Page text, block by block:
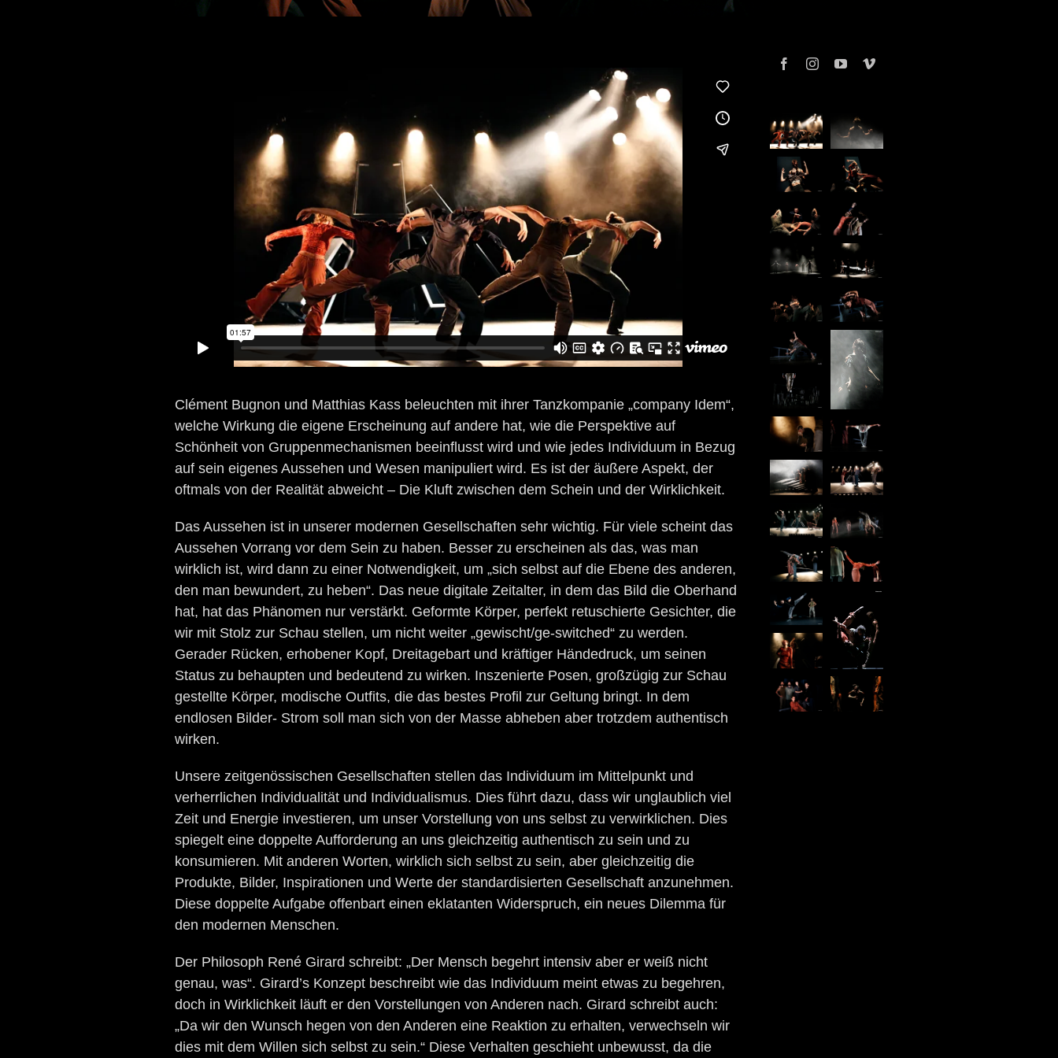
Clément Bugnon und Matthias Kass beleuchten mit ihrer Tanzkompanie „company Idem“,
welche Wirkung die eigene Erscheinung auf andere hat, wie die Perspektive auf
Schönheit von Gruppenmechanismen beeinflusst wird und wie jedes Individuum in Bezug
auf sein eigenes Aussehen und Wesen manipuliert wird. Es ist der äußere Aspekt, der
oftmals von der Realität abweicht – Die Kluft zwischen dem Schein und der Wirklichkeit.
Das Aussehen ist in unserer modernen Gesellschaften sehr wichtig. Für viele scheint das
Aussehen Vorrang vor dem Sein zu haben. Besser zu erscheinen als das, was man
wirklich ist, wird dann zu einer Notwendigkeit, um „sich selbst auf die Ebene des anderen,
den man bewundert, zu heben“. Das neue digitale Zeitalter, in dem das Bild die Oberhand
hat, hat das Phänomen nur verstärkt. Geformte Körper, perfekt retuschierte Gesichter, die
wir mit Stolz zur Schau stellen, um nicht weiter „gewischt/ge-switched“ zu werden.
Gerader Rücken, erhobener Kopf, Dreitagebart und kräftiger Händedruck, um seinen
Status zu behaupten und bedeutend zu wirken. Inszenierte Posen, großzügig zur Schau
gestellte Körper, modische Outfits, die das bestes Profil zur Geltung bringt. In dem
endlosen Bilder- Strom soll man sich von der Masse abheben aber trotzdem authentisch
wirken.
Unsere zeitgenössischen Gesellschaften stellen das Individuum im Mittelpunkt und
verherrlichen Individualität und Individualismus. Dies führt dazu, dass wir unglaublich viel
Zeit und Energie investieren, um unser Vorstellung von uns selbst zu verwirklichen. Dies
spiegelt eine doppelte Aufforderung an uns gleichzeitig authentisch zu sein und zu
konsumieren. Mit anderen Worten, wirklich sich selbst zu sein, aber gleichzeitig die
Produkte, Bilder, Inspirationen und Werte der standardisierten Gesellschaft anzunehmen.
Diese doppelte Aufgabe offenbart einen eklatanten Widerspruch, ein neues Dilemma für
den modernen Menschen.
Der Philosoph René Girard schreibt: „Der Mensch begehrt intensiv aber er weiß nicht
genau, was“. Girard’s Konzept beschreibt wie das Individuum meint etwas zu begehren,
doch in Wirklichkeit läuft er den Vorstellungen von Anderen nach. Girard schreibt auch:
„Da wir den Wunsch hegen von den Anderen eine Reaktion zu erhalten, verwechseln wir
dies mit dem Willen sich selbst zu sein.“ Diese Verhalten geschieht unbewusst, da die